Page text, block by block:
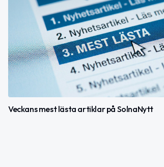
Veckans mest lästa artiklar på SolnaNytt